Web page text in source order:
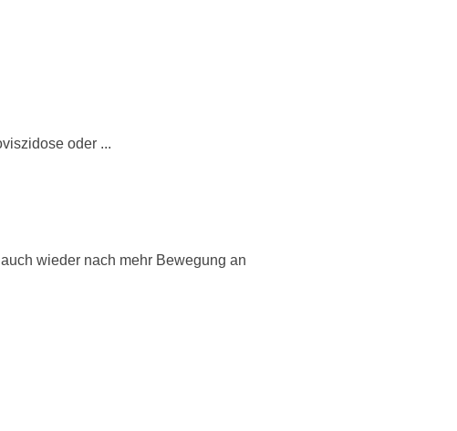
oder ...
wieder nach mehr Bewegung an